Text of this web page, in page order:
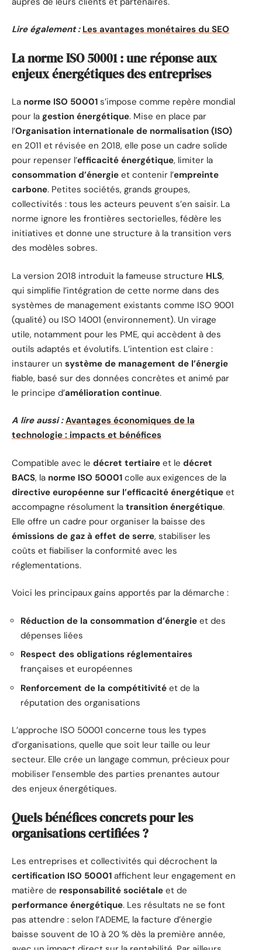
Lire également : Les avantages monétaires du SEO
La norme ISO 50001 : une réponse aux
enjeux énergétiques des entreprises
La norme ISO 50001 s’impose comme repère mondial
pour la gestion énergétique. Mise en place par
l’Organisation internationale de normalisation (ISO)
en 2011 et révisée en 2018, elle pose un cadre solide
pour repenser l’efficacité énergétique, limiter la
consommation d’énergie et contenir l’empreinte
carbone. Petites sociétés, grands groupes,
collectivités : tous les acteurs peuvent s’en saisir. La
norme ignore les frontières sectorielles, fédère les
initiatives et donne une structure à la transition vers
des modèles sobres.
La version 2018 introduit la fameuse structure HLS,
qui simplifie l’intégration de cette norme dans des
systèmes de management existants comme ISO 9001
(qualité) ou ISO 14001 (environnement). Un virage
utile, notamment pour les PME, qui accèdent à des
outils adaptés et évolutifs. L’intention est claire :
instaurer un système de management de l’énergie
fiable, basé sur des données concrètes et animé par
le principe d’amélioration continue.
A lire aussi : Avantages économiques de la
technologie : impacts et bénéfices
Compatible avec le décret tertiaire et le décret
BACS, la norme ISO 50001 colle aux exigences de la
directive européenne sur l’efficacité énergétique et
accompagne résolument la transition énergétique.
Elle offre un cadre pour organiser la baisse des
émissions de gaz à effet de serre, stabiliser les
coûts et fiabiliser la conformité avec les
réglementations.
Voici les principaux gains apportés par la démarche :
Réduction de la consommation d’énergie et des
dépenses liées
Respect des obligations réglementaires
françaises et européennes
Renforcement de la compétitivité et de la
réputation des organisations
L’approche ISO 50001 concerne tous les types
d’organisations, quelle que soit leur taille ou leur
secteur. Elle crée un langage commun, précieux pour
mobiliser l’ensemble des parties prenantes autour
des enjeux énergétiques.
Quels bénéfices concrets pour les
organisations certifiées ?
Les entreprises et collectivités qui décrochent la
certification ISO 50001 affichent leur engagement en
matière de responsabilité sociétale et de
performance énergétique. Les résultats ne se font
pas attendre : selon l’ADEME, la facture d’énergie
baisse souvent de 10 à 20 % dès la première année,